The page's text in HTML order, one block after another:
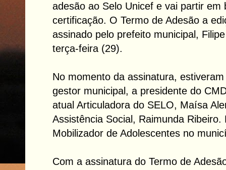
adesão ao Selo Unicef e vai partir em
certificação. O Termo de Adesão a
assinado pelo prefeito municipal,
terça-feira (29).
No momento da assinatura,
gestor municipal, a presidente do
atual Articuladora do SELO, Maísa
Assistência Social, Raimunda
Mobilizador de Adolescentes no
Com a assinatura do Termo de